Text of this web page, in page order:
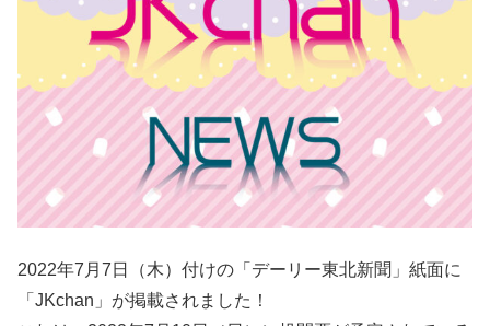
2022年7月7日（木）付けの「デーリー東北新聞」紙面に
「JKchan」が掲載されました！